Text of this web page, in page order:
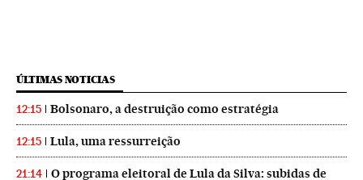
ÚLTIMAS NOTICIAS
12:15 Bolsonaro, a destruição como estratégia
12:15 Lula, uma ressurreição
21:14
O programa eleitoral de Lula da Silva: subidas de